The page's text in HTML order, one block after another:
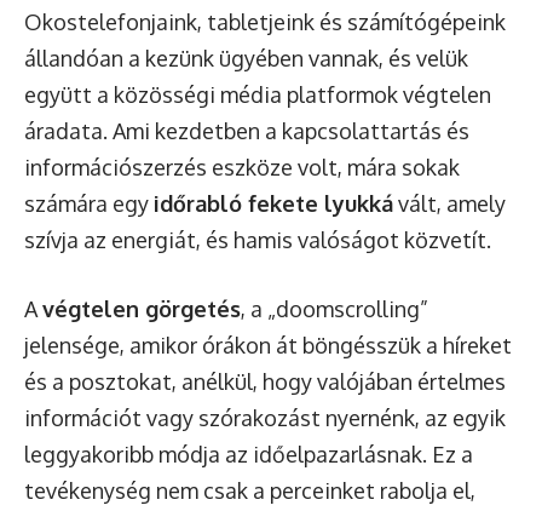
Okostelefonjaink, tabletjeink és számítógépeink
állandóan a kezünk ügyében vannak, és velük
együtt a közösségi média platformok végtelen
áradata. Ami kezdetben a kapcsolattartás és
információszerzés eszköze volt, mára sokak
számára egy időrabló fekete lyukkávált, amely
szívja az energiát, és hamis valóságot közvetít.
Avégtelen görgetés, a „doomscrolling”
jelensége, amikor órákon át böngésszük a híreket
és a posztokat, anélkül, hogy valójában értelmes
információt vagy szórakozást nyernénk, az egyik
leggyakoribb módja az időelpazarlásnak. Ez a
tevékenység nem csak a perceinket rabolja el,